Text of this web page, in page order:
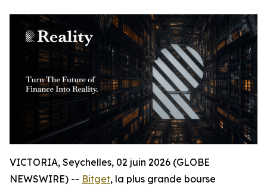
VICTORIA, Seychelles, 02 juin 2026 (GLOBE
NEWSWIRE) -- Bitget, la plus grande bourse